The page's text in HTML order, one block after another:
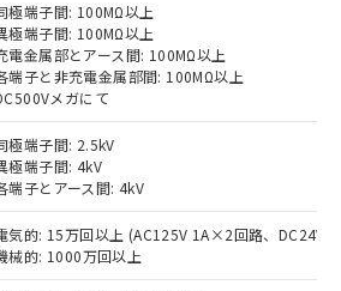
極端子間: 100MΩ以上
極端子間: 100MΩ以上
電金属部とアース間: 100MΩ以上
端子と非充電金属部間: 100MΩ以上
メガにて
極端子間: 2.5kV
極端子間: 4kV
端子とアース間: 4kV
気的: 15万回以上 (AC125V 1A×2回路、
械的: 1000万回以上
件
お読みいただき、同意のうえ
い。
スは、当社制御機器事業取扱
EU RoHS指令（10物質）の
した製品が提供可能な商品で
RoHS指令（10物質）の非含
製品に切り替える予定のある
：EU RoHS指令（10物質）の
応の商品で、対応品を出す予
ん。
：EU RoHS指令（10物質）の
状況を調査中または確認中の
表